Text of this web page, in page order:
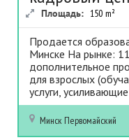
Площадь: 150 m²
Продается
Минске На рынке:
дополнительное
для взрослых
услуги,
Минск Первомайский